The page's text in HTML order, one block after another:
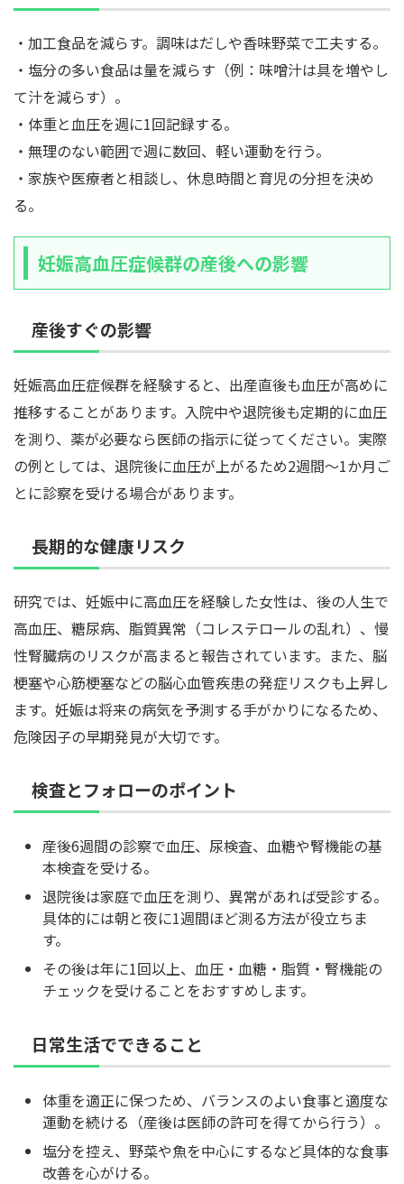
・加工食品を減らす。調味はだしや香味野菜で工夫する。
・塩分の多い食品は量を減らす（例：味噌汁は具を増やし
て汁を減らす）。
・体重と血圧を週に1回記録する。
・無理のない範囲で週に数回、軽い運動を行う。
・家族や医療者と相談し、休息時間と育児の分担を決め
る。
妊娠高血圧症候群の産後への影響
産後すぐの影響
妊娠高血圧症候群を経験すると、出産直後も血圧が高めに
推移することがあります。入院中や退院後も定期的に血圧
を測り、薬が必要なら医師の指示に従ってください。実際
の例としては、退院後に血圧が上がるため2週間〜1か月ご
とに診察を受ける場合があります。
長期的な健康リスク
研究では、妊娠中に高血圧を経験した女性は、後の人生で
高血圧、糖尿病、脂質異常（コレステロールの乱れ）、慢
性腎臓病のリスクが高まると報告されています。また、脳
梗塞や心筋梗塞などの脳心血管疾患の発症リスクも上昇し
ます。妊娠は将来の病気を予測する手がかりになるため、
危険因子の早期発見が大切です。
検査とフォローのポイント
産後6週間の診察で血圧、尿検査、血糖や腎機能の基
本検査を受ける。
退院後は家庭で血圧を測り、異常があれば受診する。
具体的には朝と夜に1週間ほど測る方法が役立ちま
す。
その後は年に1回以上、血圧・血糖・脂質・腎機能の
チェックを受けることをおすすめします。
日常生活でできること
体重を適正に保つため、バランスのよい食事と適度な
運動を続ける（産後は医師の許可を得てから行う）。
塩分を控え、野菜や魚を中心にするなど具体的な食事
改善を心がける。